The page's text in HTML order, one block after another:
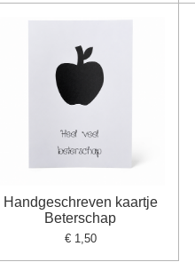
Handgeschreven kaartje
Beterschap
€ 1,50